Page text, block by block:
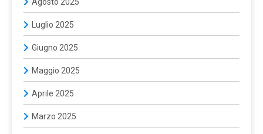
Luglio 2025
Giugno 2025
Maggio 2025
Aprile 2025
Marzo 2025